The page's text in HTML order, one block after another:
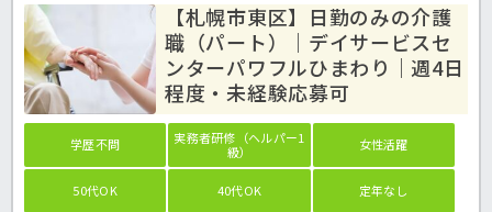
【札幌市東区】日勤のみの介護
職（パート）｜デイサービスセ
ンターパワフルひまわり｜週4日
程度・未経験応募可
学歴不問
実務者研修（ヘルパー1
級）
女性活躍
50代OK 40代OK 定年なし